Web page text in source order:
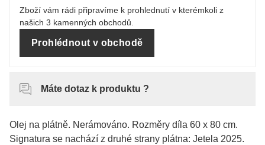
Zboží vám rádi připravíme k prohlednutí v kterémkoli z
našich 3 kamenných obchodů.
Prohlédnout v obchodě
Máte dotaz k produktu ?
Olej na plátně. Nerámováno. Rozměry díla 60 x 80 cm.
Signatura se nachází z druhé strany plátna: Jetela 2025.